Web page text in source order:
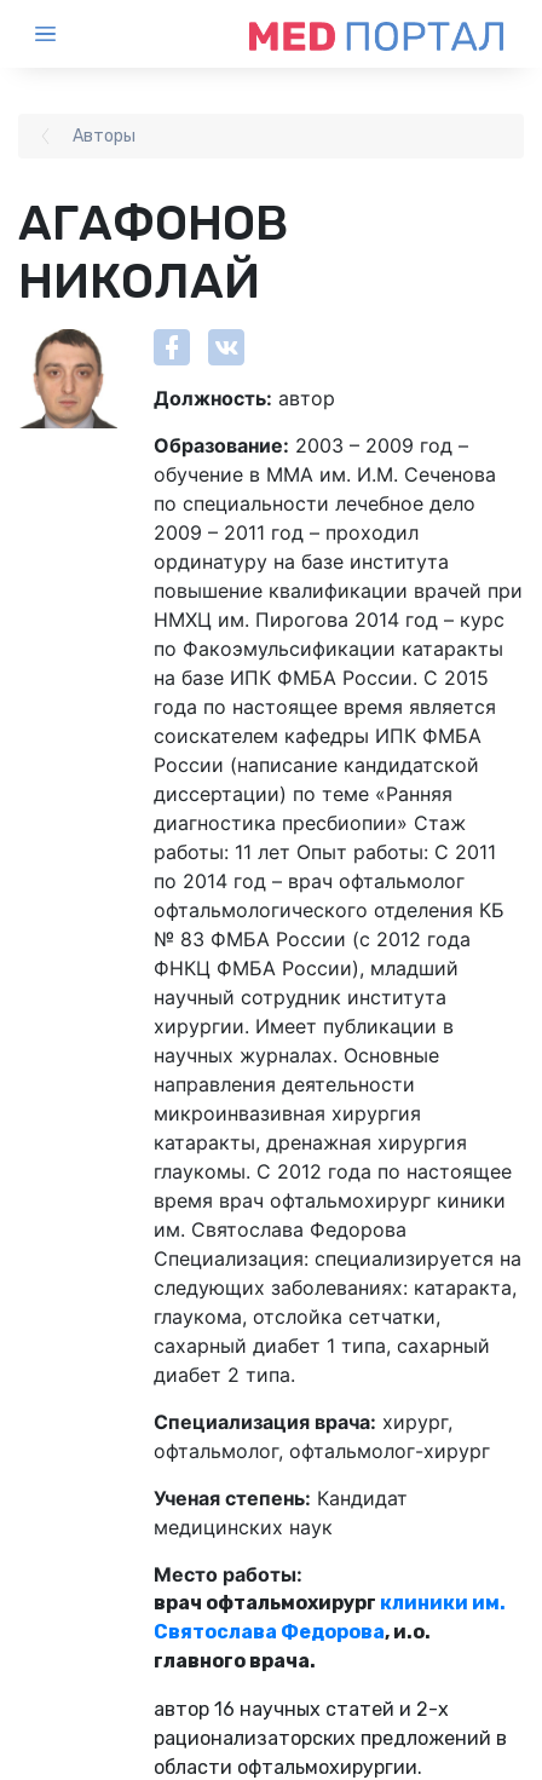
Авторы
АГАФОНОВ
НИКОЛАЙ
Должность: автор
Образование: 2003 – 2009 год –
обучение в ММА им. И.М. Сеченова
по специальности лечебное дело
2009 – 2011 год – проходил
ординатуру на базе института
повышение квалификации врачей при
НМХЦ им. Пирогова 2014 год – курс
по Факоэмульсификации катаракты
на базе ИПК ФМБА России. С 2015
года по настоящее время является
соискателем кафедры ИПК ФМБА
России (написание кандидатской
диссертации) по теме «Ранняя
диагностика пресбиопии» Стаж
работы: 11 лет Опыт работы: С 2011
по 2014 год – врач офтальмолог
офтальмологического отделения КБ
№ 83 ФМБА России (с 2012 года
ФНКЦ ФМБА России), младший
научный сотрудник института
хирургии. Имеет публикации в
научных журналах. Основные
направления деятельности
микроинвазивная хирургия
катаракты, дренажная хирургия
глаукомы. С 2012 года по настоящее
время врач офтальмохирург киники
им. Святослава Федорова
Специализация: специализируется на
следующих заболеваниях: катаракта,
глаукома, отслойка сетчатки,
сахарный диабет 1 типа, сахарный
диабет 2 типа.
Специализация врача: хирург,
офтальмолог, офтальмолог-хирург
Ученая степень: Кандидат
медицинских наук
Место работы:
врач офтальмохирург клиники им.
Святослава Федорова, и.о.
главного врача.
автор 16 научных статей и 2-х
рационализаторских предложений в
области офтальмохирургии.